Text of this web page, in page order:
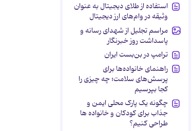
استفاده از طلای دیجیتال به عنوان
وثیقه در وام‌های ارز دیجیتال
مراسم تجلیل از شهدای رسانه و
پاسداشت روز خبرنگار
ترامپ در بن‌بست ایران
راهنمای خانواده‌ها برای
پرسش‌های سلامت؛ چه چیزی را
کجا بپرسیم
چگونه یک پارک محلی ایمن و
جذاب برای کودکان و خانواده ها
طراحی کنیم؟